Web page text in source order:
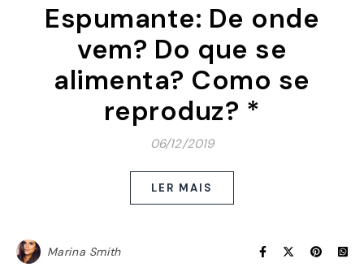
Espumante: De onde
vem? Do que se
alimenta? Como se
reproduz? *
06/12/2019
LER MAIS
Marina Smith